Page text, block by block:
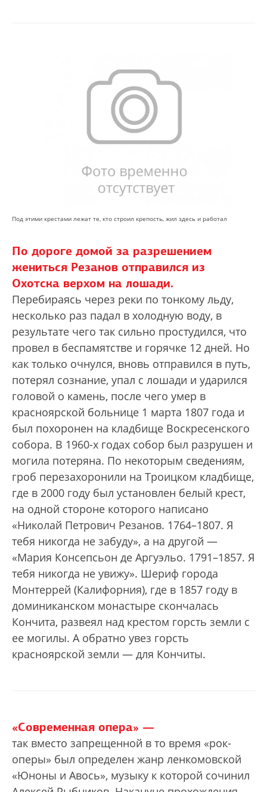
Под этими крестами лежат те, кто строил крепость, жил здесь и работал
По дороге домой за разрешением
жениться Резанов отправился из
Охотска верхом на лошади.
Перебираясь через реки по тонкому льду,
несколько раз падал в холодную воду, в
результате чего так сильно простудился, что
провел в беспамятстве и горячке 12 дней. Но
как только очнулся, вновь отправился в путь,
потерял сознание, упал с лошади и ударился
головой о камень, после чего умер в
красноярской больнице 1 марта 1807 года и
был похоронен на кладбище Воскресенского
собора. В 1960-х годах собор был разрушен и
могила потеряна. По некоторым сведениям,
гроб перезахоронили на Троицком кладбище,
где в 2000 году был установлен белый крест,
на одной стороне которого написано
«Николай Петрович Резанов. 1764–1807. Я
тебя никогда не забуду», а на другой —
«Мария Консепсьон де Аргуэльо. 1791–1857. Я
тебя никогда не увижу». Шериф города
Монтеррей (Калифорния), где в 1857 году в
доминиканском монастыре скончалась
Кончита, развеял над крестом горсть земли с
ее могилы. А обратно увез горсть
красноярской земли — для Кончиты.
«Современная опера» —
так вместо запрещенной в то время «рок-
оперы» был определен жанр ленкомовской
«Юноны и Авось», музыку к которой сочинил